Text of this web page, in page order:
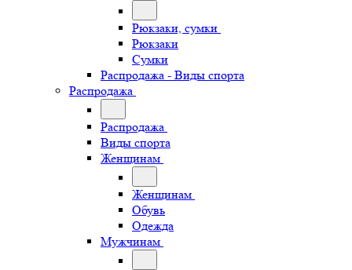
Рюкзаки, сумки
Рюкзаки
Сумки
Распродажа - Виды спорта
Распродажа
Распродажа
Виды спорта
Женщинам
Женщинам
Обувь
Одежда
Мужчинам